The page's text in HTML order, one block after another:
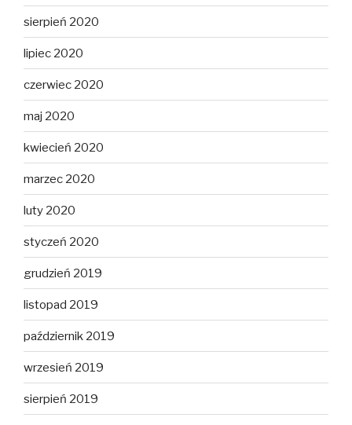
sierpień 2020
lipiec 2020
czerwiec 2020
maj 2020
kwiecień 2020
marzec 2020
luty 2020
styczeń 2020
grudzień 2019
listopad 2019
październik 2019
wrzesień 2019
sierpień 2019